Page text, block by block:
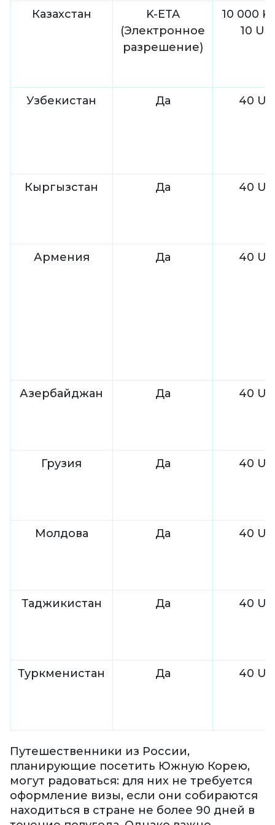
Казахстан
K-ETA
(Электронное
разрешение)
10 000
10
Узбекистан Да 40
Кыргызстан Да 40
Армения Да 40
Азербайджан Да 40
Грузия Да 40
Молдова Да 40
Таджикистан Да 40
Туркменистан Да 40
Путешественники из России,
планирующие посетить Южную Корею,
могут радоваться: для них не требуется
оформление визы, если они собираются
находиться в стране не более 90 дней в